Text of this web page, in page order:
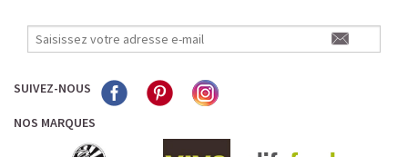
SUIVEZ-NOUS
NOS MARQUES